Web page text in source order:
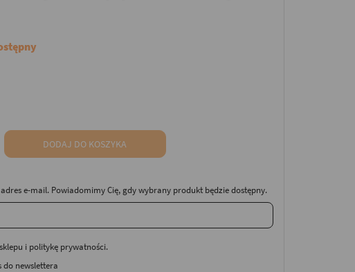
DODAJ DO KOSZYKA
e-mail. Powiadomimy Cię, gdy wybrany produkt będzie dostępny.
i politykę prywatności.
do newslettera